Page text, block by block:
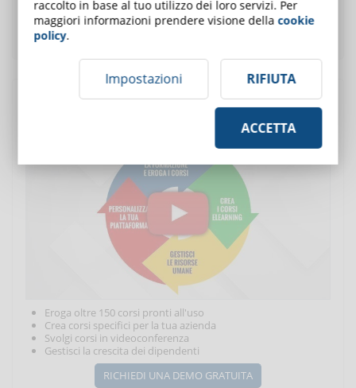
Scopri DynDevice LMS, la soluzione completa per la
formazione aziendale
Eroga oltre 150 corsi pronti all'uso
Crea corsi specifici per la tua azienda
Svolgi corsi in videoconferenza
Gestisci la crescita dei dipendenti
RICHIEDI UNA DEMO GRATUITA
raccolto in base al tuo utilizzo dei loro servizi. Per
maggiori informazioni prendere visione dellacookie
policy.
Impostazioni RIFIUTA
ACCETTA